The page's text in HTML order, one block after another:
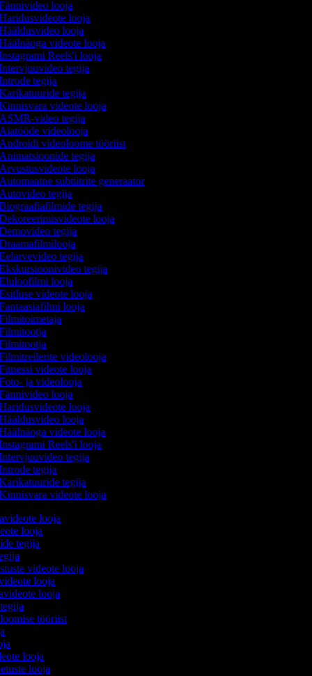
looja
looja
looja
videote looja
Reels'i looja
tegija
tegija
tegija
videote looja
video tegija
videolooja
videoloome tööriist
tegija
looja
subtiitrite generaator
tegija
tegija
looja
tegija
tegija
tegija
looja
videote looja
looja
videolooja
videote looja
ja videolooja
looja
looja
looja
videote looja
Reels'i looja
tegija
tegija
tegija
videote looja
looja
looja
tegija
videote looja
looja
looja
tööriist
looja
looja